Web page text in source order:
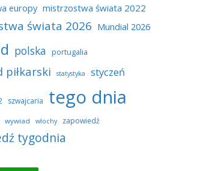
europy mistrzostwa świata 2022
świata 2026 Mundial 2026
polska portugalia
piłkarski statystyka styczeń
szwajcaria tego dnia
wywiad włochy zapowiedź
tygodnia